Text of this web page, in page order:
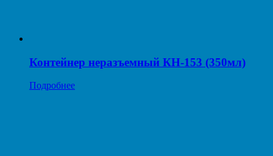
Контейнер неразъемный КН-153 (350мл)
Подробнее